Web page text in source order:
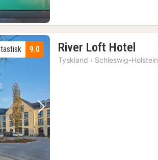
Neste bilde
9.0 River Loft Hotel
natt
Tyskland › Schleswig-Holstein